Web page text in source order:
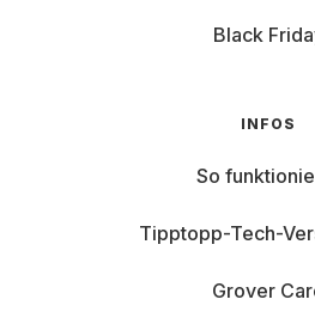
Black
INFOS
So
Tipptopp-Tech-
Grover